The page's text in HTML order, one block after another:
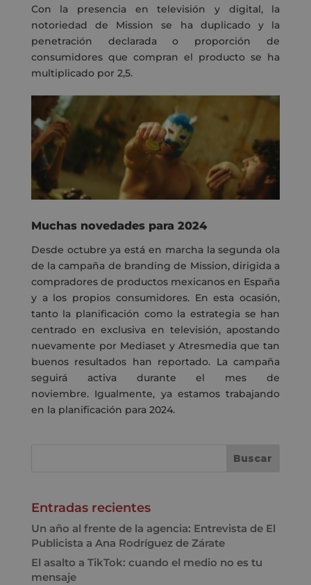
Con la presencia en televisión y digital, la
notoriedad de Mission se ha duplicado y la
penetración declarada o proporción de
consumidores que compran el producto se ha
multiplicado por 2,5.
Muchas novedades para 2024
Desde octubre ya está en marcha la segunda ola
de la campaña de branding de Mission, dirigida a
compradores de productos mexicanos en España
y a los propios consumidores. En esta ocasión,
tanto la planificación como la estrategia se han
centrado en exclusiva en televisión, apostando
nuevamente por Mediaset y Atresmedia que tan
buenos resultados han reportado. La campaña
seguirá activa durante el mes de
noviembre. Igualmente, ya estamos trabajando
en la planificación para 2024.
Entradas recientes
Un año al frente de la agencia: Entrevista de El
Publicista a Ana Rodríguez de Zárate
El asalto a TikTok: cuando el medio no es tu
mensaje